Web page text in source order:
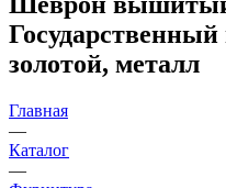
золотой, металл
Главная
—
Каталог
—